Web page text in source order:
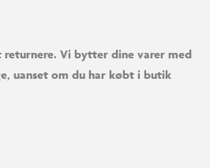
returnere. Vi bytter dine varer med
uanset om du har købt i butik